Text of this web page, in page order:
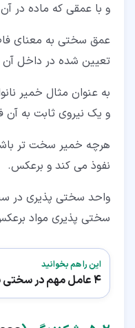
و با عمقی که ماده در
عمق سختی به معنای
تعیین شده در داخل
به عنوان مثال خمیر
و یک نیروی ثابت به آن
هرچه خمیر سخت تر
نفوذ می کند و برعکس.
سختی پذیری مواد
این را هم بخوانید
4 عامل مهم در سختی پذیری مواد